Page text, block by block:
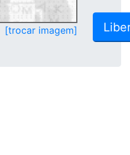
[trocar imagem]